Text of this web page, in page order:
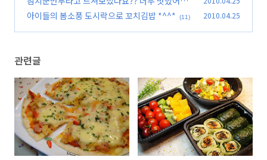
(4)
아이들의 봄소풍 도시락으로 꼬치김밥 *^^* (11) 2010.04.25
관련글